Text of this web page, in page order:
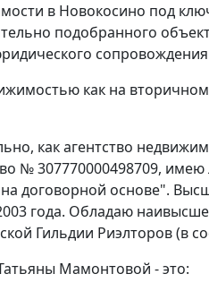
в Новокосино под
подобранного
как на
как агентство
№ 307770000498709,
договорной основе".
года. Обладаю
Гильдии Риэлторов (в
Мамонтовой - это: